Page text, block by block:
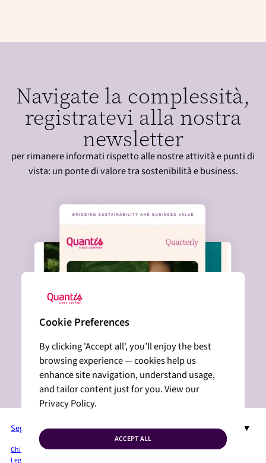
Navigate la complessità,
registratevi alla nostra
newsletter
per rimanere informati rispetto alle nostre attività e punti di
vista: un ponte di valore tra sostenibilità e business.
Seguici su LinkedIn
Chi siamo Servizi + SoluzioniSettoriInsightSala StampaPrivacy Policy
Legal Mentions
Cookie Preferences
By clicking 'Accept all', you’ll enjoy the best
browsing experience — cookies help us
enhance site navigation, understand usage,
and tailor content just for you. View our
Privacy Policy.
ACCEPT ALL